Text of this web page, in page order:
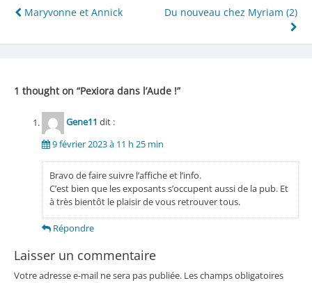
Navigation
de
Maryvonne et Annick Du nouveau chez Myriam (2)
1 thought on “Pexiora dans l’Aude !”
Gene11 dit :
9 février 2023 à 11 h 25 min
Bravo de faire suivre l’affiche et l’info.
C’est bien que les exposants s’occupent aussi de la pub. Et
à très bientôt le plaisir de vous retrouver tous.
Répondre
Laisser un commentaire
Votre adresse e-mail ne sera pas publiée. Les champs obligatoires